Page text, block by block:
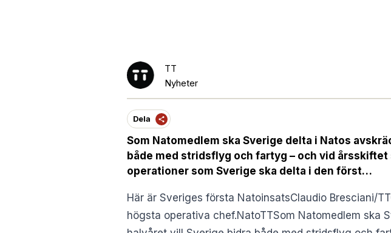
TT
Nyheter
Dela
Som Natomedlem ska Sverige delta i Natos
både med stridsflyg och fartyg – och vid
operationer som Sverige ska delta i den först…
Här är Sveriges första NatoinsatsClaudio Bresciani/
högsta operativa chef.NatoTTSom Natomedlem ska